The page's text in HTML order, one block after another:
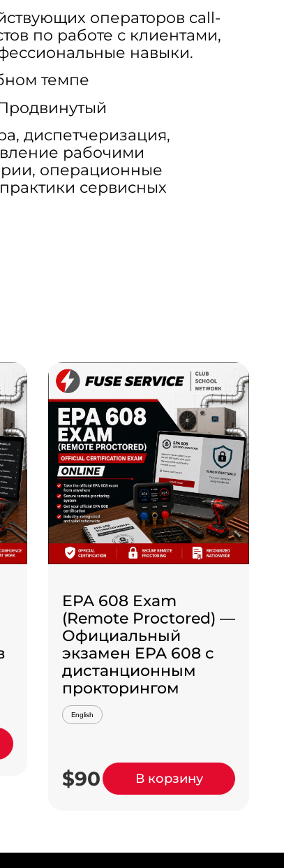
операторов call-
по работе с клиентами,
навыки.
темпе
диспетчеризация,
рабочими
операционные
сервисных
EPA 608 Exam
(Remote Proctored) —
Официальный
экзамен EPA 608 с
дистанционным
прокторингом
English
$90 В корзину